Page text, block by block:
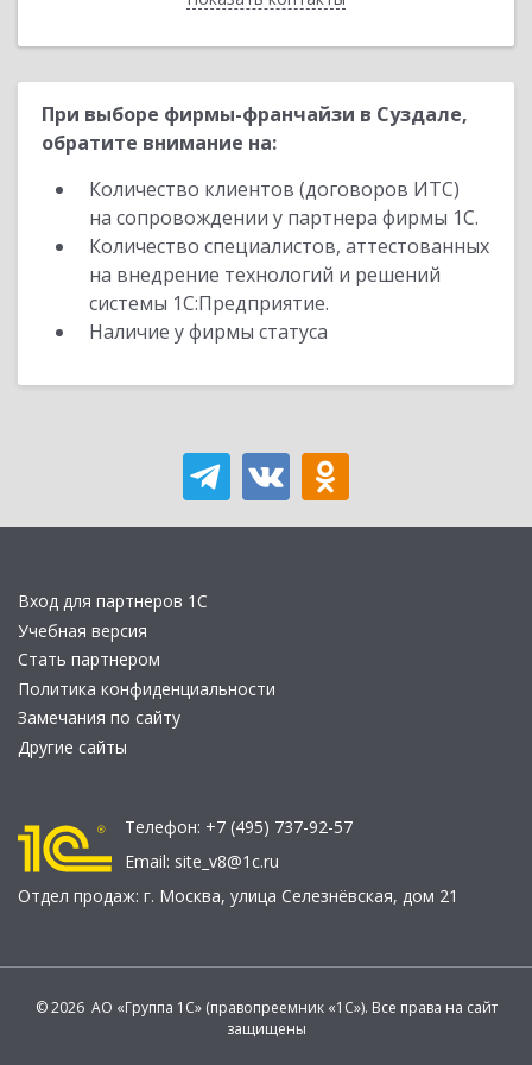
При выборе фирмы-франчайзи в Суздале,
обратите внимание на:
Количество клиентов (договоров ИТС)
на сопровождении у партнера фирмы 1С.
Количество специалистов, аттестованных
на внедрение технологий и решений
системы 1С:Предприятие.
Наличие у фирмы статуса
Вход для партнеров 1С
Учебная версия
Стать партнером
Политика конфиденциальности
Замечания по сайту
Другие сайты
Телефон: +7 (495) 737-92-57
Email: site_v8@1c.ru
Отдел продаж: г. Москва, улица Селезнёвская, дом 21
© 2026 АО «Группа 1С» (правопреемник «1С»). Все права на сайт
защищены